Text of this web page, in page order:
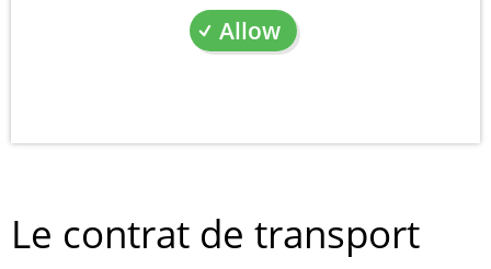
Allow
Le contrat de transport